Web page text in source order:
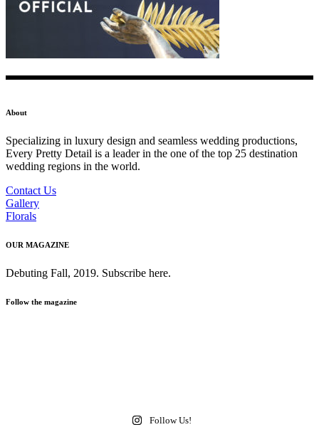
About
Specializing in luxury design and seamless wedding productions,
Every Pretty Detail is a leader in the one of the top 25 destination
wedding regions in the world.
Contact Us
Gallery
Florals
OUR MAGAZINE
Debuting Fall, 2019. Subscribe here.
Follow the magazine
Follow Us!